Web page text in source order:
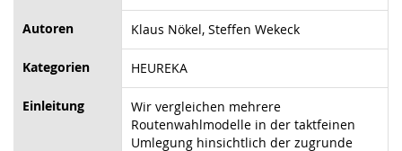
Autoren Klaus Nökel, Steffen Wekeck
Kategorien HEUREKA
Einleitung
Wir vergleichen mehrere
Routenwahlmodelle in der taktfeinen
Umlegung hinsichtlich der zugrunde